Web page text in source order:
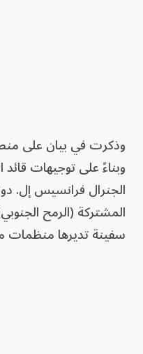
وبناءً على توجيهات قائد
الجنرال فرانسيس إل.
المشتركة (الرمح
سفينة تديرها منظمات